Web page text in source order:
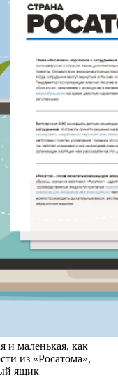
и маленькая, как
из «Росатома»,
ящик